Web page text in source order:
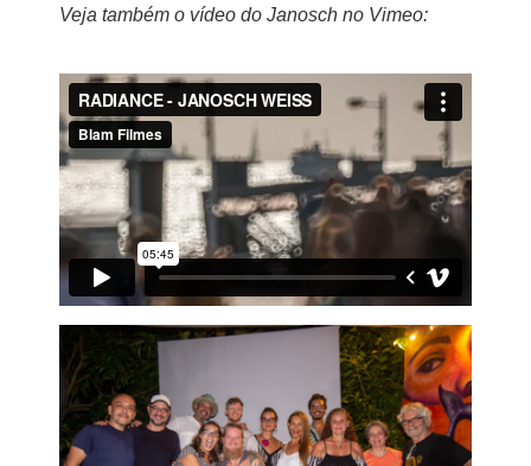
Veja também o vídeo do Janosch no Vimeo: